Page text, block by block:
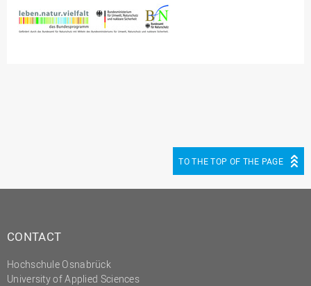
TO THE TOP OF THE PAGE
CONTACT
Hochschule Osnabrück
University of Applied Sciences